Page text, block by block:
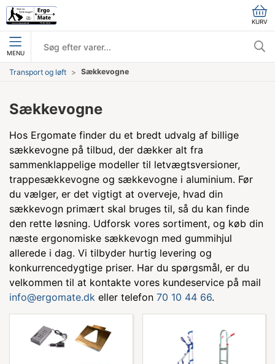
KURV
MENU
Transport og løft Sækkevogne
Sækkevogne
Hos Ergomate finder du et bredt udvalg af billige
sækkevogne på tilbud, der dækker alt fra
sammenklappelige modeller til letvægtsversioner,
trappesækkevogne og sækkevogne i aluminium. Før
du vælger, er det vigtigt at overveje, hvad din
sækkevogn primært skal bruges til, så du kan finde
den rette løsning. Udforsk vores sortiment, og køb din
næste ergonomiske sækkevogn med gummihjul
allerede i dag. Vi tilbyder hurtig levering og
konkurrencedygtige priser. Har du spørgsmål, er du
velkommen til at kontakte vores kundeservice på mail
info@ergomate.dk eller telefon 70 10 44 66.